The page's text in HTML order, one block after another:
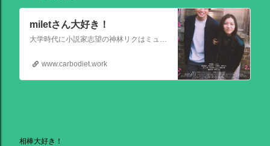
miletさん大好き！
大学時代に小説家志望の神林リクはミュージシャンを目指す前園ミナミと出会う。二人は互いに一目惚れして結婚。 8年後、リクは超人気のベストセラー作家となるがミナミは志半ばで夢を諦めていた。そんなある日ミナミとケンカした翌朝リクが目覚めると、なぜかミナミは大スターでリクは小説家ではなくいち編集者という世界
www.carbodiet.work
相棒大好き！